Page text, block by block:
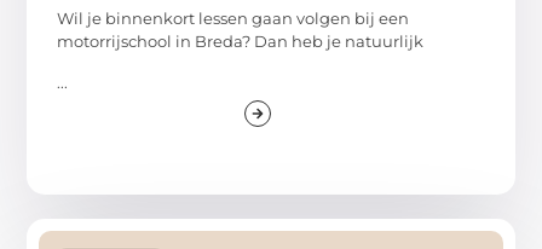
Wil je binnenkort lessen gaan volgen bij een
motorrijschool in Breda? Dan heb je natuurlijk
...